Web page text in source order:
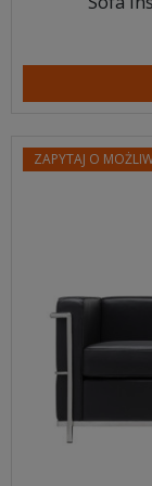
ZAPYTAJ O